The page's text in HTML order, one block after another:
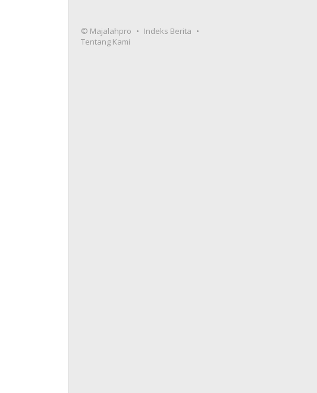
© Majalahpro
Indeks Berita
Tentang Kami